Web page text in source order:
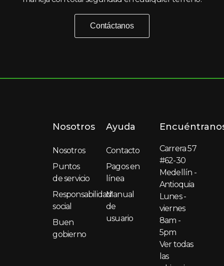
Contáctanos
Nosotros
Nosotros
Puntos
de servicio
Responsabilidad
social
Buen
gobierno
Ayuda
Contacto
Pagos en
línea
Manual
de
usuario
Carrera 57
#62-30
Medellín -
Antioquia
Lunes -
viernes
8am -
5pm
Ver todas
las